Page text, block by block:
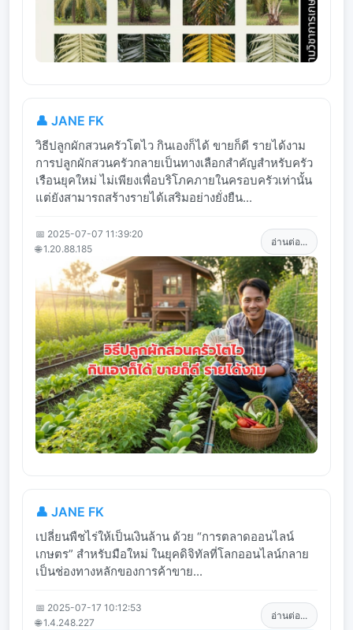
👤 JANE FK
วิธีปลูกผักสวนครัวโตไว กินเองก็ได้ ขายก็ดี รายได้งาม
การปลูกผักสวนครัวกลายเป็นทางเลือกสำคัญสำหรับครัว
เรือนยุคใหม่ ไม่เพียงเพื่อบริโภคภายในครอบครัวเท่านั้น
แต่ยังสามารถสร้างรายได้เสริมอย่างยั่งยืน...
📅 2025-07-07 11:39:20
🌐 1.20.88.185
อ่านต่อ...
👤 JANE FK
เปลี่ยนพืชไร่ให้เป็นเงินล้าน ด้วย “การตลาดออนไลน์
เกษตร” สำหรับมือใหม่ ในยุคดิจิทัลที่โลกออนไลน์กลาย
เป็นช่องทางหลักของการค้าขาย...
📅 2025-07-17 10:12:53
🌐 1.4.248.227
อ่านต่อ...